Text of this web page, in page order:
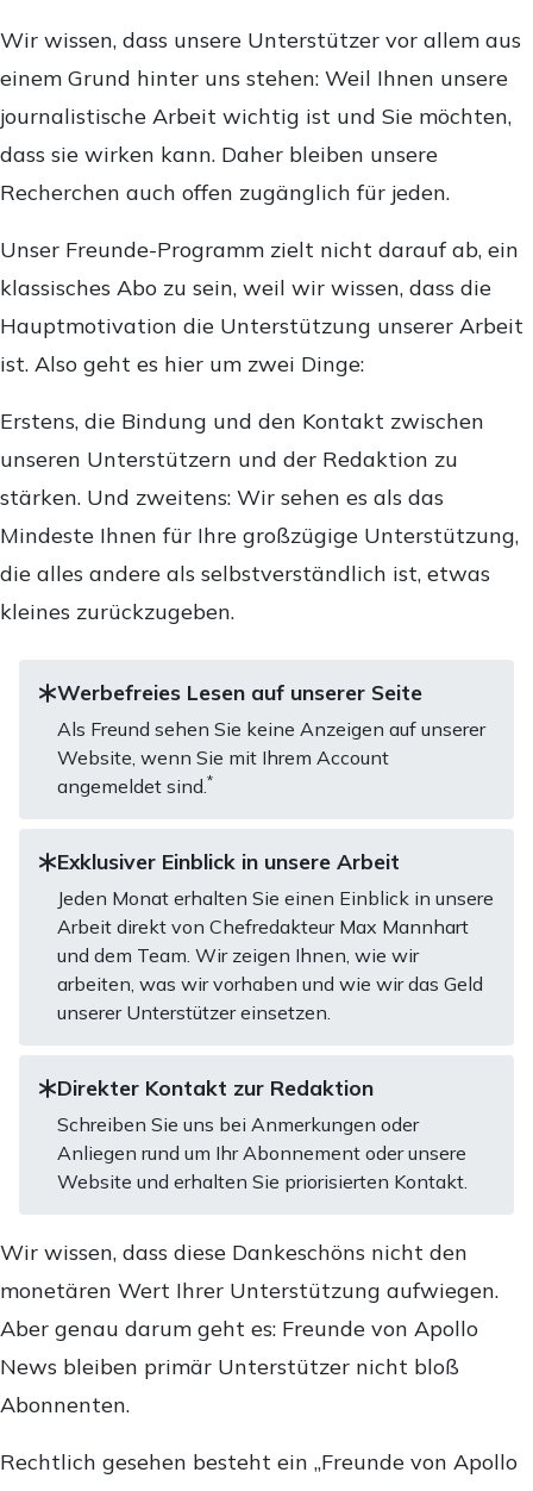
Wir wissen, dass unsere Unterstützer vor allem aus
einem Grund hinter uns stehen: Weil Ihnen unsere
journalistische Arbeit wichtig ist und Sie möchten,
dass sie wirken kann. Daher bleiben unsere
Recherchen auch offen zugänglich für jeden.
Unser Freunde-Programm zielt nicht darauf ab, ein
klassisches Abo zu sein, weil wir wissen, dass die
Hauptmotivation die Unterstützung unserer Arbeit
ist. Also geht es hier um zwei Dinge:
Erstens, die Bindung und den Kontakt zwischen
unseren Unterstützern und der Redaktion zu
stärken. Und zweitens: Wir sehen es als das
Mindeste Ihnen für Ihre großzügige Unterstützung,
die alles andere als selbstverständlich ist, etwas
kleines zurückzugeben.
Werbefreies Lesen auf unserer Seite
Als Freund sehen Sie keine Anzeigen auf unserer
Website, wenn Sie mit Ihrem Account
angemeldet sind.*
Exklusiver Einblick in unsere Arbeit
Jeden Monat erhalten Sie einen Einblick in unsere
Arbeit direkt von Chefredakteur Max Mannhart
und dem Team. Wir zeigen Ihnen, wie wir
arbeiten, was wir vorhaben und wie wir das Geld
unserer Unterstützer einsetzen.
Direkter Kontakt zur Redaktion
Schreiben Sie uns bei Anmerkungen oder
Anliegen rund um Ihr Abonnement oder unsere
Website und erhalten Sie priorisierten Kontakt.
Wir wissen, dass diese Dankeschöns nicht den
monetären Wert Ihrer Unterstützung aufwiegen.
Aber genau darum geht es: Freunde von Apollo
News bleiben primär Unterstützer nicht bloß
Abonnenten.
Rechtlich gesehen besteht ein „Freunde von Apollo